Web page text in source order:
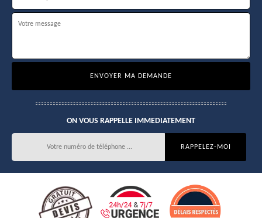
ON VOUS RAPPELLE IMMEDIATEMENT